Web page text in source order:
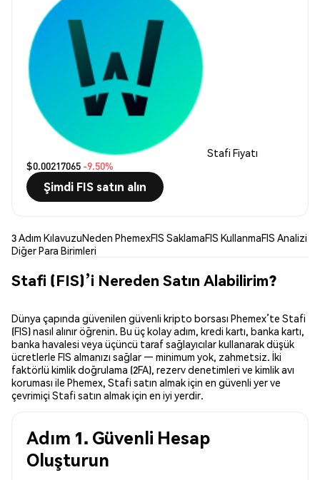
Stafi Fiyatı
$0.00217065 -9.50%
Şimdi FIS satın alın
3 Adım KılavuzuNeden PhemexFIS SaklamaFIS KullanmaFIS Analizi
Diğer Para Birimleri
Stafi (FIS)’i Nereden Satın Alabilirim?
Dünya çapında güvenilen güvenli kripto borsası Phemex’te Stafi
(FIS) nasıl alınır öğrenin. Bu üç kolay adım, kredi kartı, banka kartı,
banka havalesi veya üçüncü taraf sağlayıcılar kullanarak düşük
ücretlerle FIS almanızı sağlar — minimum yok, zahmetsiz. İki
faktörlü kimlik doğrulama (2FA), rezerv denetimleri ve kimlik avı
koruması ile Phemex, Stafi satın almak için en güvenli yer ve
çevrimiçi Stafi satın almak için en iyi yerdir.
Adım 1. Güvenli Hesap
Oluşturun